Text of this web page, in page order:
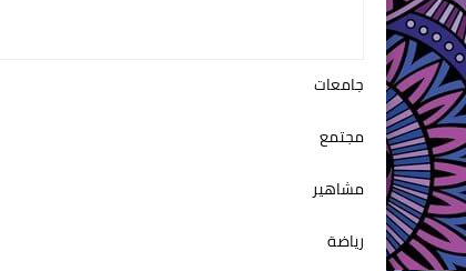
جامعات
مجتمع
مشاهير
رياضة